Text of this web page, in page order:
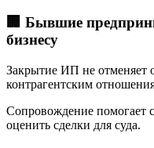
🏢 Бывшие
бизнесу
Закрытие ИП не отменяет
контрагентским
Сопровождение помогает
оценить сделки для суда.